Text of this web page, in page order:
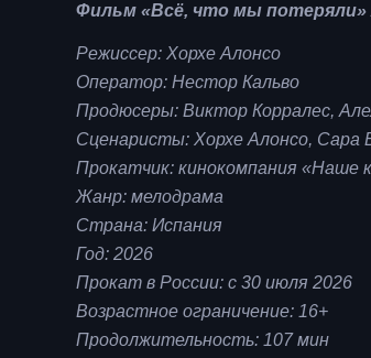
Фильм «Всё, что мы потеряли»
Режиссер: Хорхе Алонсо
Оператор: Нестор Кальво
Продюсеры: Виктор Корралес,
Сценаристы: Хорхе Алонсо, Сара
Прокатчик: кинокомпания «Наше
Жанр: мелодрама
Страна: Испания
Год: 2026
Прокат в России: с 30 июля 2026
Возрастное ограничение: 16+
Продолжительность: 107 мин